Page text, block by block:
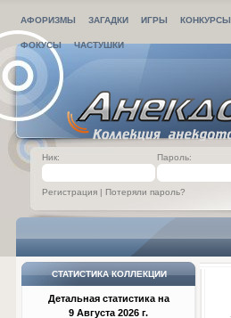
АФОРИЗМЫ ЗАГАДКИ ИГРЫ КОНКУРСЫ
ФОКУСЫ ЧАСТУШКИ
Ник: Пароль:
Регистрация | Потеряли пароль?
СТАТИСТИКА КОЛЛЕКЦИИ
Детальная статистика на
9 Августа 2026 г.